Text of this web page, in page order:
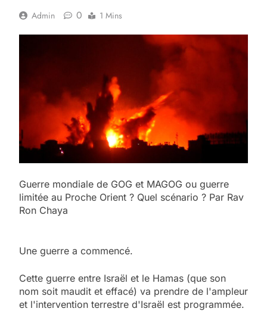
Admin 0 1 Mins
Guerre mondiale de GOG et MAGOG ou guerre
limitée au Proche Orient ? Quel scénario ? Par Rav
Ron Chaya
Une guerre a commencé.
Cette guerre entre Israël et le Hamas (que son
nom soit maudit et effacé) va prendre de l'ampleur
et l'intervention terrestre d'Israël est programmée.